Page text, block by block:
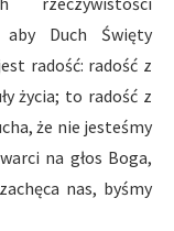
aby Duch Święty
radość: radość z
życia; to radość z
że nie jesteśmy
na głos Boga,
nas, byśmy